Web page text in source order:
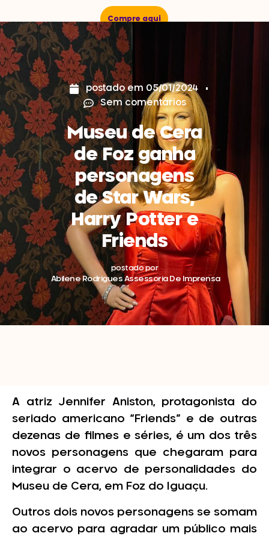
Compre aqui
postado em 05/01/2024
Sem comentários
Museu de Cera
de Foz ganha
personagens
de Star Wars,
Harry Potter e
Friends
postado por
Abilene Rodrigues Assessoria De Imprensa
A atriz Jennifer Aniston, protagonista do
seriado americano “Friends” e de outras
dezenas de filmes e séries, é um dos três
novos personagens que chegaram para
integrar o acervo de personalidades do
Museu de Cera, em Foz do Iguaçu.
Outros dois novos personagens se somam
ao acervo para agradar um público mais